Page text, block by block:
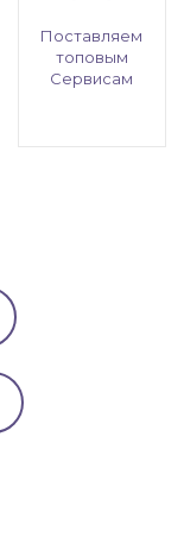
Поставляем
топовым
Сервисам